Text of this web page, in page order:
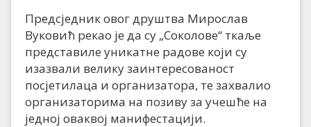
Предсједник овог друштва Мирослав
Вуковић рекао је да су „Соколове“ ткаље
представиле уникатне радове који су
изазвали велику заинтересованост
посјетилаца и организатора, те захвалио
организаторима на позиву за учешће на
једној оваквој манифестацији.